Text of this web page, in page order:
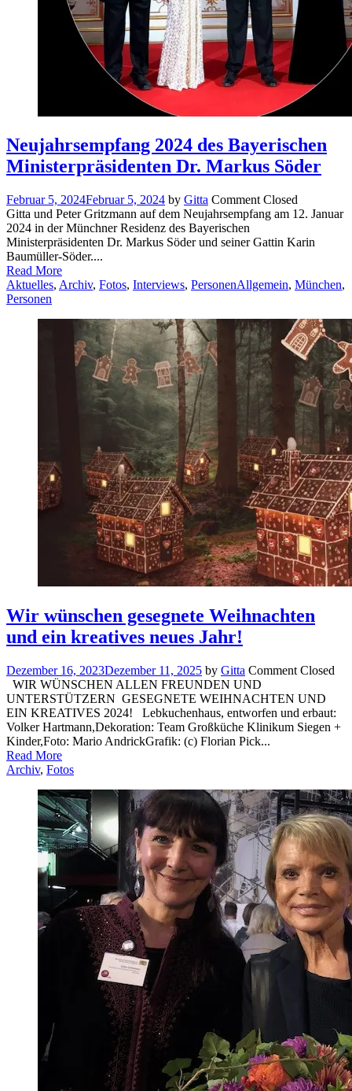
Neujahrsempfang 2024 des Bayerischen
Ministerpräsidenten Dr. Markus Söder
Februar 5, 2024Februar 5, 2024 by Gitta Comment Closed
Gitta und Peter Gritzmann auf dem Neujahrsempfang am 12. Januar
2024 in der Münchner Residenz des Bayerischen
Ministerpräsidenten Dr. Markus Söder und seiner Gattin Karin
Baumüller-Söder....
Read More
Aktuelles, Archiv, Fotos, Interviews, PersonenAllgemein, München,
Personen
Wir wünschen gesegnete Weihnachten
und ein kreatives neues Jahr!
Dezember 16, 2023Dezember 11, 2025 by Gitta Comment Closed
WIR WÜNSCHEN ALLEN FREUNDEN UND
UNTERSTÜTZERN GESEGNETE WEIHNACHTEN UND
EIN KREATIVES 2024! Lebkuchenhaus, entworfen und erbaut:
Volker Hartmann,Dekoration: Team Großküche Klinikum Siegen +
Kinder,Foto: Mario AndrickGrafik: (c) Florian Pick...
Read More
Archiv, Fotos